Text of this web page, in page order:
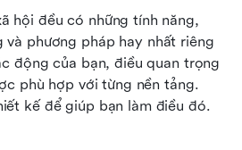
hội đều có những tính năng,
phương pháp hay nhất riêng
động của bạn, điều quan trọng
phù hợp với từng nền tảng.
kế để giúp bạn làm điều đó.